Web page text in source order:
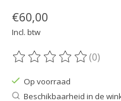
€60,00
Incl. btw
De beoordeling van dit
(0)
Op voorraad
Beschikbaarheid in de